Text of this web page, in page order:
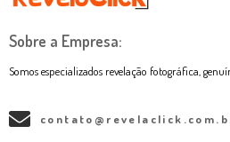
Sobre a Empresa:
Somos especializados revelação fotográfica,